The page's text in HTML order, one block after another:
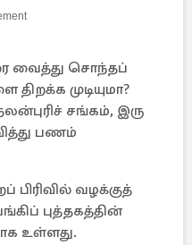
வைத்து சொந்தப்
முடியுமா?
சங்கம், இரு
பணம்
பிரிவில் வழக்குத்
புத்தகத்தின்
உள்ளது.